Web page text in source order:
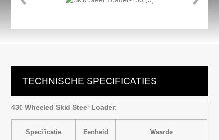
TECHNISCHE SPECIFICATIES
430 Wheeled Skid Steer Loader:
Specificatie Eenheid Waarde